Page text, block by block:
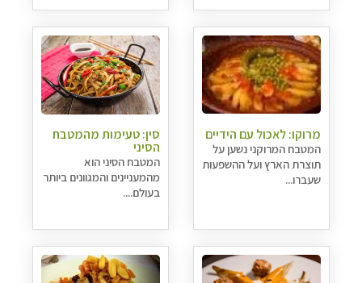
מרוקו: לאכול עם הידיים
המטבח המרוקני נשען על
תוצרת הארץ ועל ההשפעות
שעברו...
סין: טעימות מהמטבח
הסיני
המטבח הסיני הוא
מהמעניינים והמגוונים ביותר
בעולם....